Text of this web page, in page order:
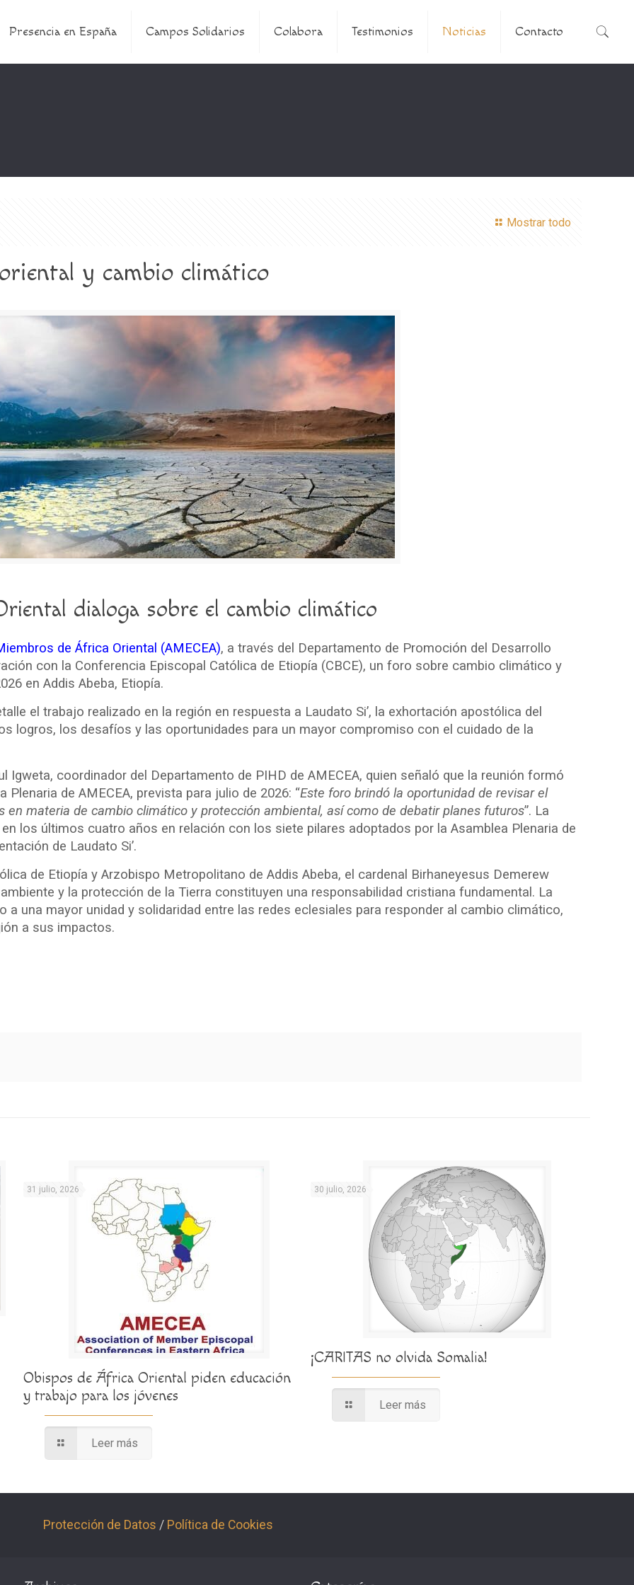
Presencia en España Campos Solidarios Colabora Testimonios Noticias Contacto
Mostrar todo
y cambio climático
dialoga sobre el cambio climático
de África Oriental (AMECEA), a través del Departamento de Promoción del Desarrollo
con la Conferencia Episcopal Católica de Etiopía (CBCE), un foro sobre cambio climático y
en Addis Abeba, Etiopía.
el trabajo realizado en la región en respuesta a Laudato Si’, la exhortación apostólica del
logros, los desafíos y las oportunidades para un mayor compromiso con el cuidado de la
coordinador del Departamento de PIHD de AMECEA, quien señaló que la reunión formó
de AMECEA, prevista para julio de 2026: “Este foro brindó la oportunidad de revisar el
en materia de cambio climático y protección ambiental, así como de debatir planes futuros”. La
los últimos cuatro años en relación con los siete pilares adoptados por la Asamblea Plenaria de
de Laudato Si’.
de Etiopía y Arzobispo Metropolitano de Addis Abeba, el cardenal Birhaneyesus Demerew
y la protección de la Tierra constituyen una responsabilidad cristiana fundamental. La
una mayor unidad y solidaridad entre las redes eclesiales para responder al cambio climático,
a sus impactos.
31 julio, 2026
Obispos de África Oriental piden educación
y trabajo para los jóvenes
Leer más
30 julio, 2026
¡CARITAS no olvida Somalia!
Leer más
Protección de Datos / Política de Cookies